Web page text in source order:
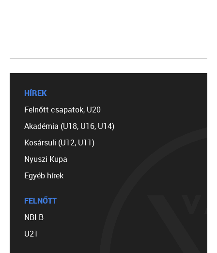
HÍREK
Felnőtt csapatok, U20
Akadémia (U18, U16, U14)
Kosársuli (U12, U11)
Nyuszi Kupa
Egyéb hírek
FELNŐTT
NBI B
U21